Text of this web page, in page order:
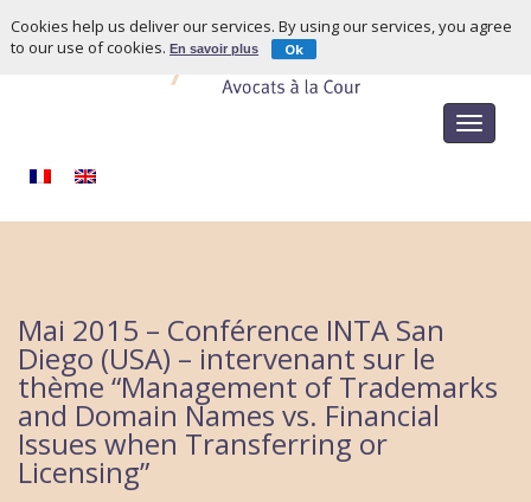
Toggle
Mai 2015 – Conférence INTA San
Diego (USA) – intervenant sur le
thème “Management of Trademarks
and Domain Names vs. Financial
Issues when Transferring or
Licensing”
Cookies help us deliver our services. By using our services, you agree
to our use of cookies.En savoir plus Ok